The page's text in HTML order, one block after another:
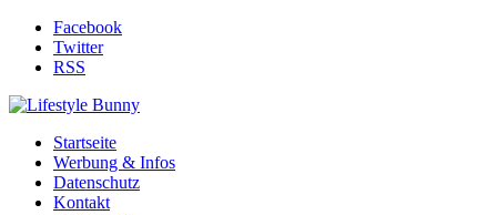
Facebook
Twitter
RSS
Startseite
Werbung & Infos
Datenschutz
Kontakt